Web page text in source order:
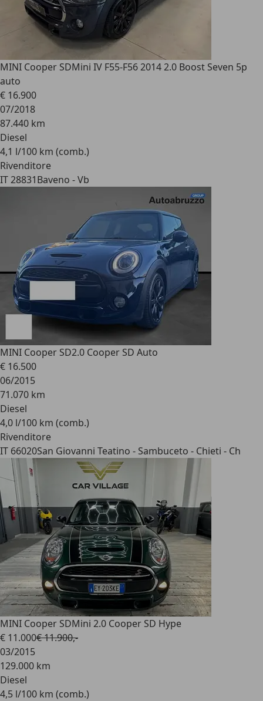
MINI Cooper SDMini IV F55-F56 2014 2.0 Boost Seven 5p
auto
€ 16.900
07/2018
87.440 km
Diesel
4,1 l/100 km (comb.)
Rivenditore
IT 28831Baveno - Vb
MINI Cooper SD2.0 Cooper SD Auto
€ 16.500
06/2015
71.070 km
Diesel
4,0 l/100 km (comb.)
Rivenditore
IT 66020San Giovanni Teatino - Sambuceto - Chieti - Ch
MINI Cooper SDMini 2.0 Cooper SD Hype
€ 11.000€ 11.900,-
03/2015
129.000 km
Diesel
4,5 l/100 km (comb.)